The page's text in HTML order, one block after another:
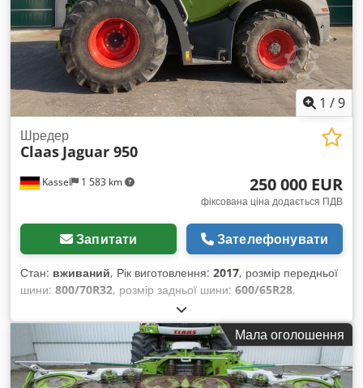
1 /9
Kassel 1 583 km
Шредер
Claas Jaguar 950
250 000 EUR
фіксована ціна додається ПДВ
Запитати Зателефонувати
Стан: вживаний, Рік виготовлення: 2017, розмір передньої
шини: 800/70R32, розмір задньої шини: 600/65R28,
Мала оголошення